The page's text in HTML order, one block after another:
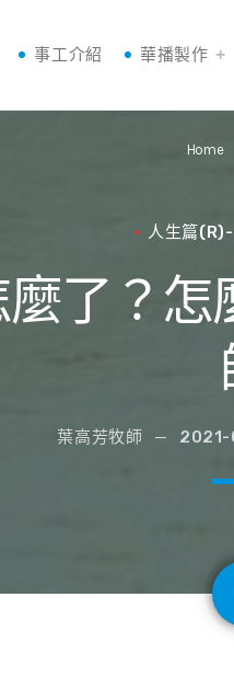
事工介紹 華播製作
Home
人生篇
了？怎
葉高芳牧師